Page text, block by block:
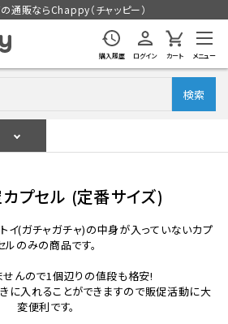
通販ならChappy（チャッピー）
購入履歴 ログイン カート メニュー
検索
ン本体
プセル (定番サイズ)
イ(ガチャガチャ)の中身が入っていないカプ
ルのみの商品です。
んので1個辺りの値段も格安!
に入れることができますので販促活動に大
変便利です。